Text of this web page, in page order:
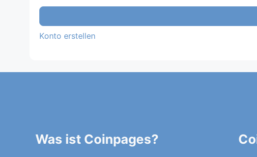
Konto erstellen
Was ist Coinpages?